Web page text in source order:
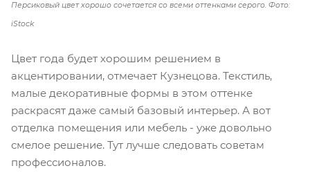
Персиковый цвет хорошо сочетается со всеми оттенками серого. Фото:
iStock
Цвет года будет хорошим решением в
акцентировании, отмечает Кузнецова. Текстиль,
малые декоративные формы в этом оттенке
раскрасят даже самый базовый интерьер. А вот
отделка помещения или мебель - уже довольно
смелое решение. Тут лучше следовать советам
профессионалов.